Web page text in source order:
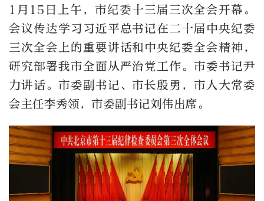
1月15日上午，市纪委十三届三次全会开幕。
会议传达学习习近平总书记在二十届中央纪委
三次全会上的重要讲话和中央纪委全会精神，
研究部署我市全面从严治党工作。市委书记尹
力讲话。市委副书记、市长殷勇，市人大常委
会主任李秀领，市委副书记刘伟出席。